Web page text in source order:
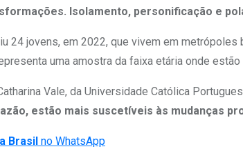
Isolamento, personificação e
24 jovens, em 2022, que vivem em
uma amostra da faixa etária onde
Vale, da Universidade Católica
estão mais suscetíveis às mudanças
Brasil no WhatsApp